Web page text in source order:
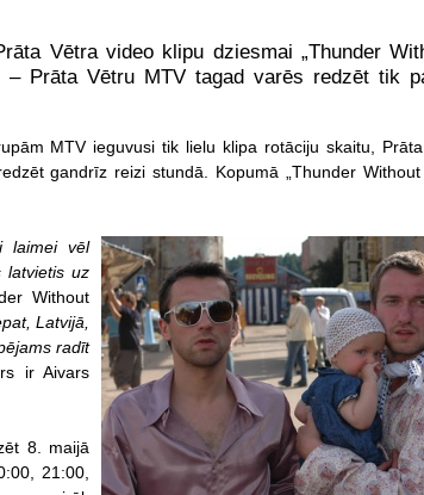
Vētra video klipu dziesmai „Thunder
Prāta Vētru MTV tagad varēs redzēt tik
MTV ieguvusi tik lielu klipa rotāciju skaitu,
gandrīz reizi stundā. Kopumā „Thunder Without
laimei vēl
latvietis uz
Without
Latvijā,
radīt
ir Aivars
8. maijā
21:00,